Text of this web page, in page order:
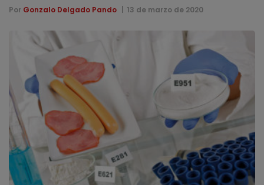
Por Gonzalo Delgado Pando 13 de marzo de 2020